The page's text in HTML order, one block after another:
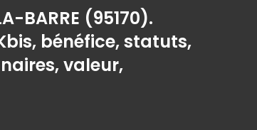
BARRE (95170).
bénéfice, statuts,
valeur,